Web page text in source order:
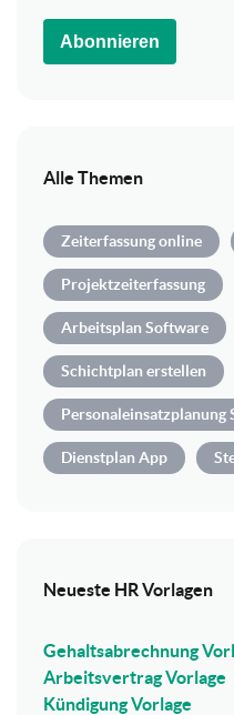
Abonnieren
Alle Themen
Zeiterfassung online
Projektzeiterfassung
Arbeitsplan Software
Schichtplan erstellen
Personaleinsatzplanung
Dienstplan App
Neueste HR Vorlagen
Gehaltsabrechnung
Arbeitsvertrag Vorlage
Kündigung Vorlage